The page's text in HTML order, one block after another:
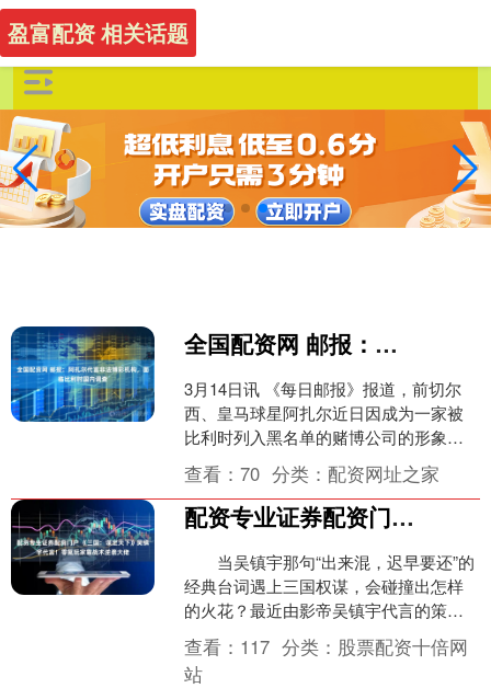
盈富配资 相关话题
全国配资网 邮报：阿扎尔代言非法博彩机构，面临比利时国内调查
3月14日讯 《每日邮报》报道，前切尔
西、皇马球星阿扎尔近日因成为一家被
比利时列入黑名单的赌博公司的形象大
使，可能将惹上麻烦。 35岁的阿扎尔近
日在其Insta....
查看：70 分类：配资网址之家
配资专业证券配资门户 《三国：谋定天下》吴镇宇代言！零氪玩家靠战术逆袭大佬
当吴镇宇那句“出来混，迟早要还”的
经典台词遇上三国权谋，会碰撞出怎样
的火花？最近由影帝吴镇宇代言的策略
手游《三国：谋定天下》彻底火了！这
款主打“零氪逆袭”的....
查看： 117 分类： 股票配资十倍网
站